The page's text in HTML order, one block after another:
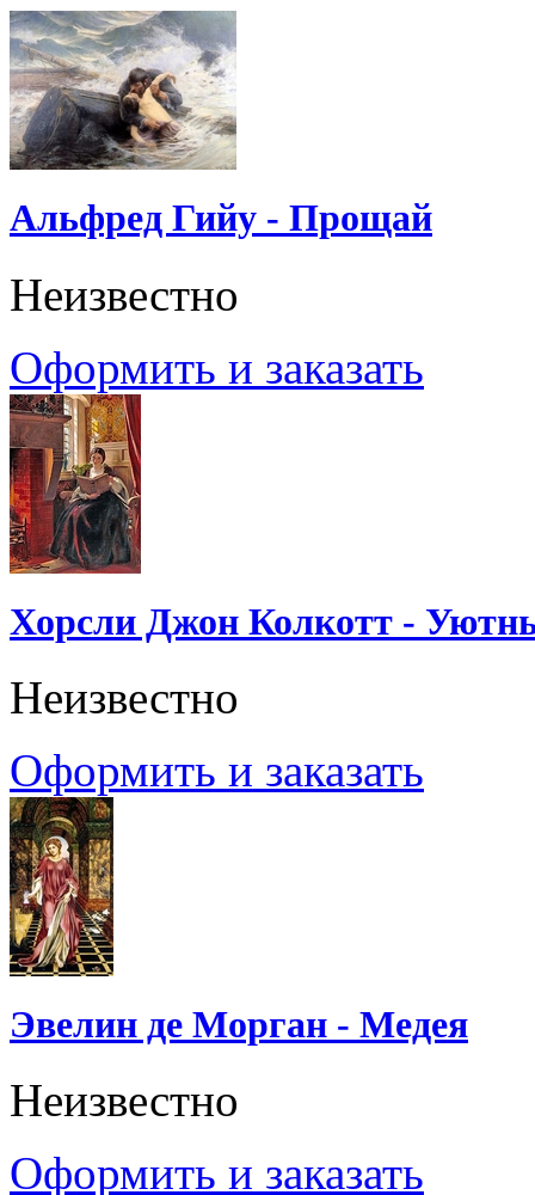
Альфред Гийу - Прощай
Неизвестно
Оформить и заказать
Хорсли Джон Колкотт -
Неизвестно
Оформить и заказать
Эвелин де Морган - Медея
Неизвестно
Оформить и заказать